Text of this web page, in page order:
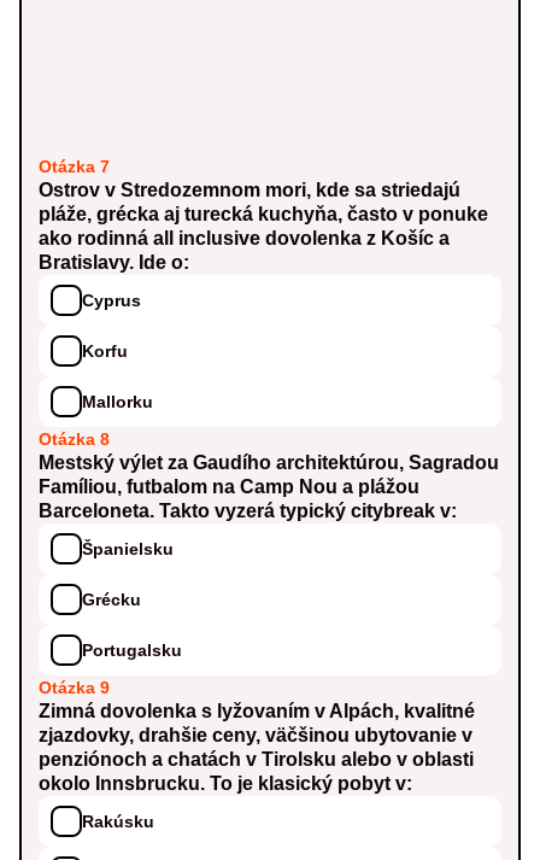
Otázka 7
Ostrov v Stredozemnom mori, kde sa striedajú
pláže, grécka aj turecká kuchyňa, často v ponuke
ako rodinná all inclusive dovolenka z Košíc a
Bratislavy. Ide o:
Cyprus
Korfu
Mallorku
Otázka 8
Mestský výlet za Gaudího architektúrou, Sagradou
Famíliou, futbalom na Camp Nou a plážou
Barceloneta. Takto vyzerá typický citybreak v:
Španielsku
Grécku
Portugalsku
Otázka 9
Zimná dovolenka s lyžovaním v Alpách, kvalitné
zjazdovky, drahšie ceny, väčšinou ubytovanie v
penziónoch a chatách v Tirolsku alebo v oblasti
okolo Innsbrucku. To je klasický pobyt v:
Rakúsku